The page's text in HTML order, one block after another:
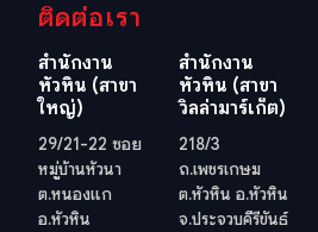
ติดต่อเรา
สำนักงาน
หัวหิน (สาขา
ใหญ่)
29/21-22 ซอย
หมู่บ้านหัวนา
ต.หนองแก
อ.หัวหิน
สำนักงาน
หัวหิน (สาขา
วิลล่ามาร์เก็ต)
218/3
ถ.เพชรเกษม
ต.หัวหิน อ.หัวหิน
จ.ประจวบคีรีขันธ์